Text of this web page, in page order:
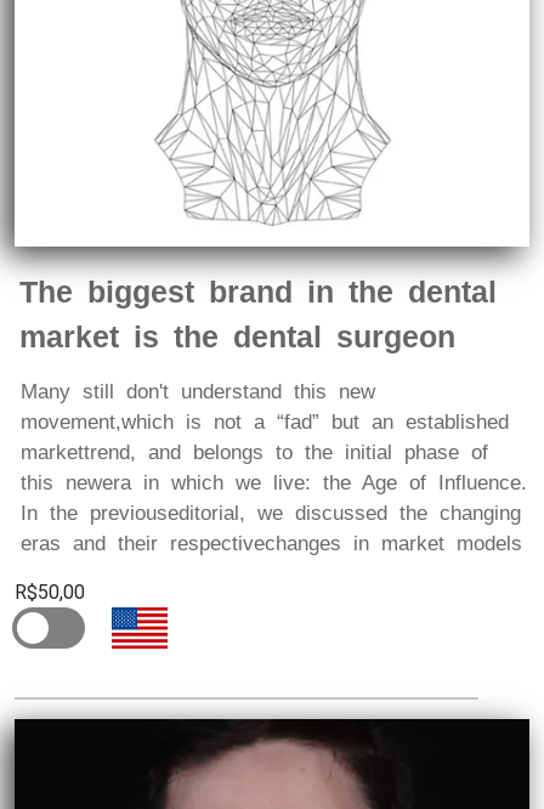
The biggest brand in the dental
market is the dental surgeon
Many still don't understand this new
movement, which is not a “fad” but an established
markettrend, and belongs to the initial phase of
this newera in which we live: the Age of Influence.
In the previouseditorial, we discussed the changing
eras and their respectivechanges in market models
R$50,00